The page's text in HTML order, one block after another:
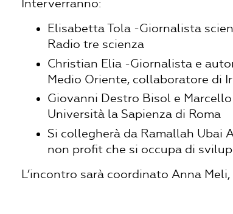
Interverranno:
Elisabetta Tola -Giornalista
Radio tre scienza
Christian Elia -Giornalista e
Medio Oriente, collaboratore di
Giovanni Destro Bisol e
Università la Sapienza di Roma
Si collegherà da Ramallah Ubai
non profit che si occupa di
L’incontro sarà coordinato Anna